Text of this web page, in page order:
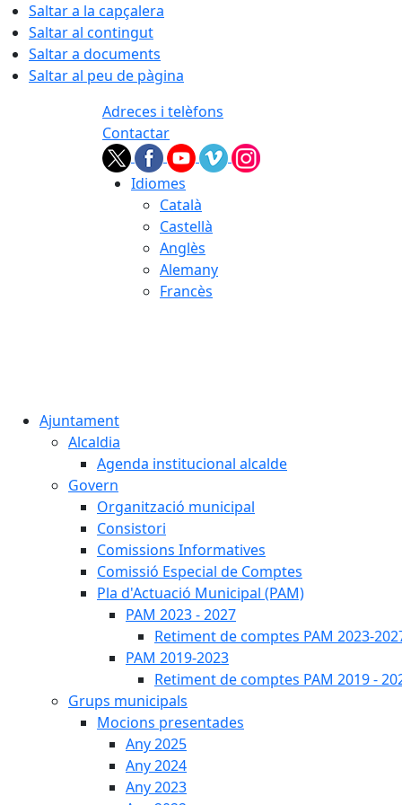
Saltar a la capçalera
Saltar al contingut
Saltar a documents
Saltar al peu de pàgina
Adreces i telèfons
Contactar
Idiomes
Català
Castellà
Anglès
Alemany
Francès
Ajuntament
Alcaldia
Agenda institucional alcalde
Govern
Organització municipal
Consistori
Comissions Informatives
Comissió Especial de Comptes
Pla d'Actuació Municipal (PAM)
PAM 2023 - 2027
Retiment de comptes PAM 2023-
PAM 2019-2023
Retiment de comptes PAM 2019 -
Grups municipals
Mocions presentades
Any 2025
Any 2024
Any 2023